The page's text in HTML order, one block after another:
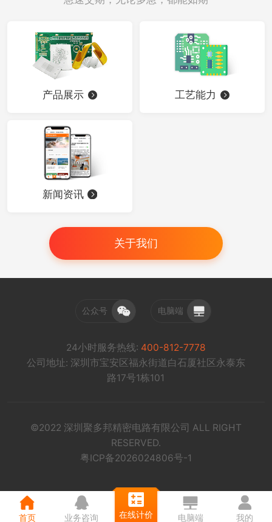
产品展示 工艺能力
新闻资讯
关于我们
公众号 电脑端
24小时服务热线: 400-812-7778
公司地址: 深圳市宝安区福永街道白石厦社区永泰东
路17号1栋101
©2022 深圳聚多邦精密电路有限公司 ALL RIGHT
RESERVED.
粤ICP备2026024806号-1
首页 业务咨询 在线计价 电脑端 我的